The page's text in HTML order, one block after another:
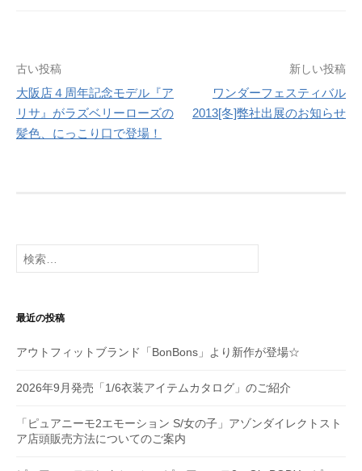
投
稿
ナ
シ
ョ
ン
古い投稿
大阪店４周年記念モデル『ア
リサ』がラズベリーローズの
髪色、にっこり口で登場！
新しい投稿
ワンダーフェスティバル
2013[冬]弊社出展のお知らせ
検
索:
最近の投稿
アウトフィットブランド「BonBons」より新作が登場☆
2026年9月発売「1/6衣装アイテムカタログ」のご紹介
「ピュアニーモ2エモーション S/女の子」アゾンダイレクトスト
ア店頭販売方法についてのご案内